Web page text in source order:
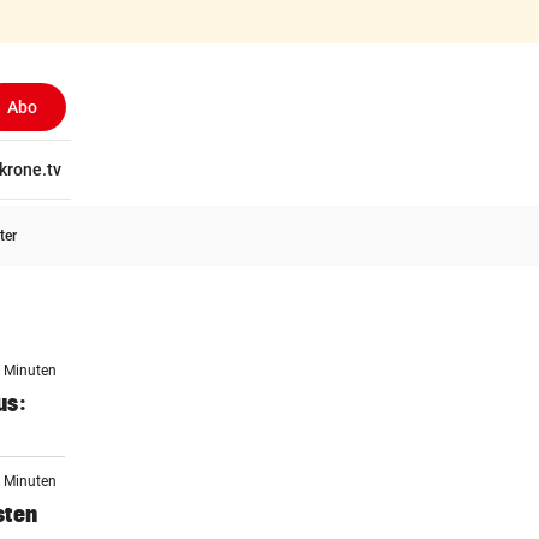
Abo
krone.tv
Minuten
Minuten